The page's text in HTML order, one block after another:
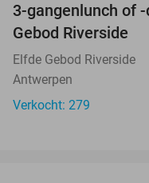
3-gangenlunch of
Gebod Riverside
Elfde Gebod Riverside
Antwerpen
Verkocht: 279